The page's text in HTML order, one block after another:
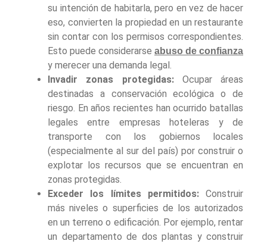
su intención de habitarla, pero en vez de hacer
eso, convierten la propiedad en un restaurante
sin contar con los permisos correspondientes.
Esto puede considerarse abuso de confianza
y merecer una demanda legal.
Invadir zonas protegidas:Ocupar áreas
destinadas a conservación ecológica o de
riesgo. En años recientes han ocurrido batallas
legales entre empresas hoteleras y de
transporte con los gobiernos locales
(especialmente al sur del país) por construir o
explotar los recursos que se encuentran en
zonas protegidas.
Exceder los límites permitidos:Construir
más niveles o superficies de los autorizados
en un terreno o edificación. Por ejemplo, rentar
un departamento de dos plantas y construir